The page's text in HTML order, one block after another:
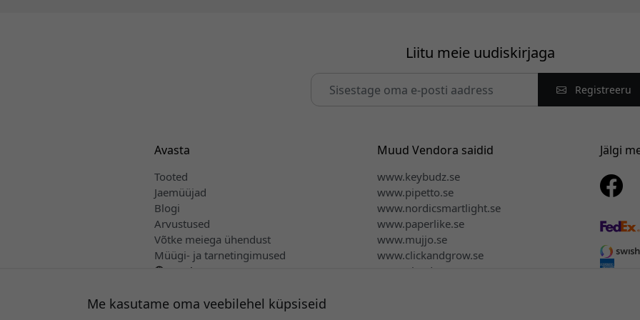
Liitu meie uudiskirjaga
Registreeru
Avasta
Tooted
Jaemüüjad
Blogi
Arvustused
Võtke meiega ühendust
Müügi- ja tarnetingimused
Eesti
Muud Vendora saidid
www.keybudz.se
www.pipetto.se
www.nordicsmartlight.se
www.paperlike.se
www.mujjo.se
www.clickandgrow.se
www.plaud.se
Jälgi
Me kasutame oma veebilehel küpsiseid